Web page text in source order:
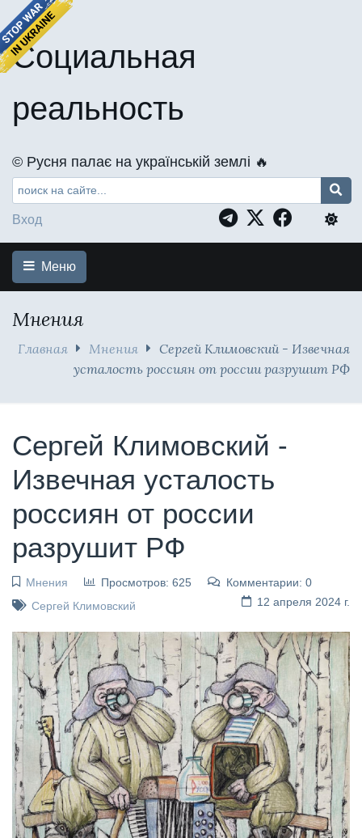
Социальная
реальность
©️ Русня палає на українській землі 🔥
Вход
Меню
Мнения
Главная Мнения
Сергей Климовский - Извечная
усталость россиян от россии разрушит РФ
Сергей Климовский -
Извечная усталость
россиян от россии
разрушит РФ
Мнения Просмотров: 625
Комментарии: 0
12 апреля 2024 г.
Сергей Климовский